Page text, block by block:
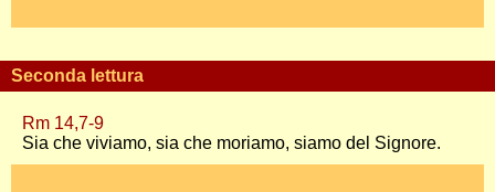
Seconda lettura
Rm 14,7-9
Sia che viviamo, sia che moriamo, siamo del Signore.